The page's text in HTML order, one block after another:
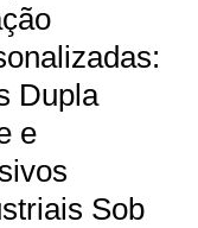
Dupla
e
Sob